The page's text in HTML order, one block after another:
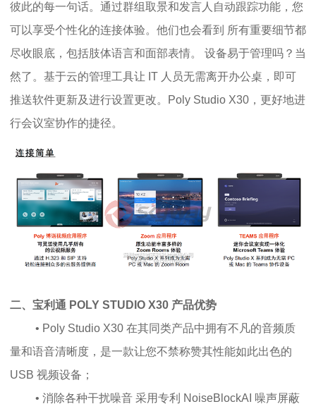
彼此的每一句话。通过群组取景和发言人自动跟踪功能，您
可以享受个性化的连接体验。他们也会看到 所有重要细节都
尽收眼底，包括肢体语言和面部表情。 设备易于管理吗？当
然了。基于云的管理工具让 IT 人员无需离开办公桌，即可
推送软件更新及进行设置更改。Poly Studio X30，更好地进
行会议室协作的捷径。
二、宝利通 POLY STUDIO X30 产品优势
• Poly Studio X30 在其同类产品中拥有不凡的音频质
量和语音清晰度，是一款让您不禁称赞其性能如此出色的
USB 视频设备；
• 消除各种干扰噪音 采用专利 NoiseBlockAI 噪声屏蔽